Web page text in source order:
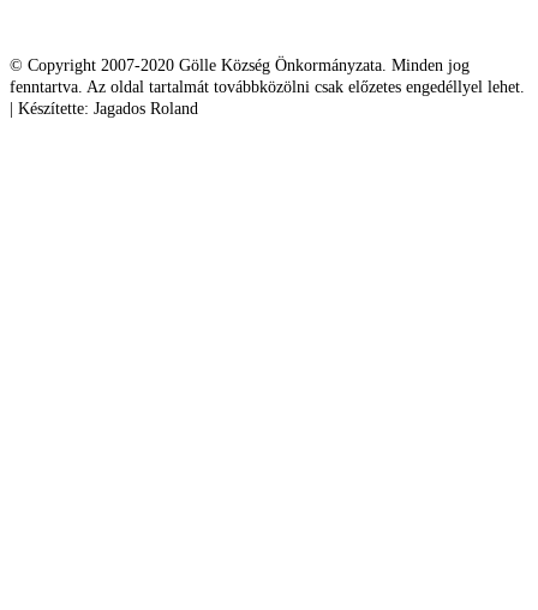
© Copyright 2007-2020 Gölle Község Önkormányzata. Minden jog
fenntartva. Az oldal tartalmát továbbközölni csak előzetes engedéllyel lehet.
| Készítette: Jagados Roland